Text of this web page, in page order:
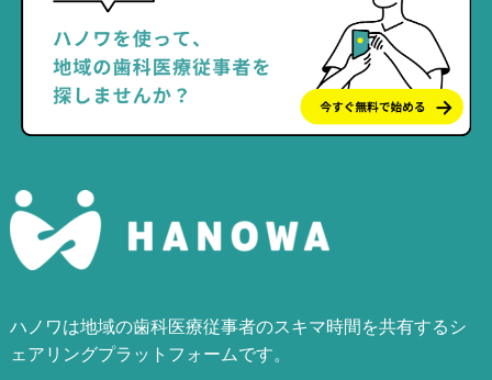
ハノワは地域の歯科医療従事者のスキマ時間を共有するシ
ェアリングプラットフォームです。